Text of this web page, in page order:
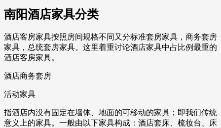
南阳酒店家具分类
酒店客房家具按照房间规格不同又分标准套房家具，商务套房
家具，总统套房家具。这里着重讨论酒店家具中占比例最重的
酒店客房家具。
酒店商务套房
活动家具
指酒店内没有固定在墙体、地面的可移动的家具；即我们传统
意义上的家具。一般由以下家具构成：酒店套床、梳妆台、床